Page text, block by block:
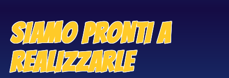
SIAMO PRONTI A
REALIZZARLE